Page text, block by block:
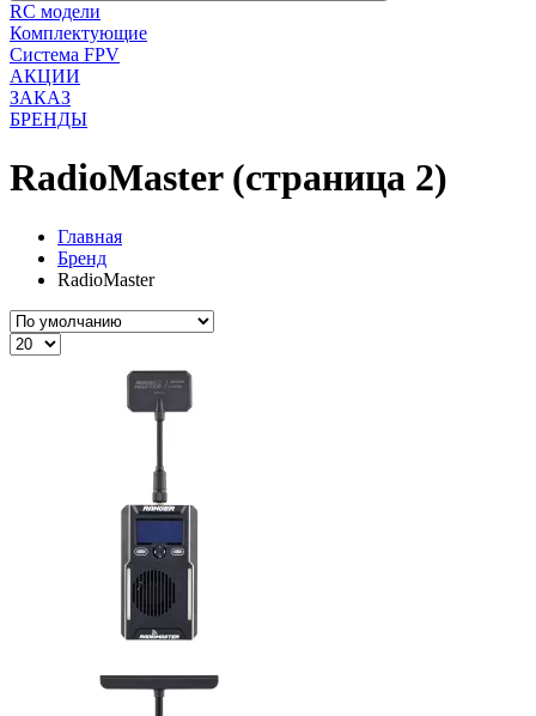
RC модели
Комплектующие
Система FPV
АКЦИИ
ЗАКАЗ
БРЕНДЫ
RadioMaster (страница 2)
Главная
Бренд
RadioMaster